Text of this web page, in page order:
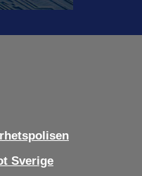
Sverige